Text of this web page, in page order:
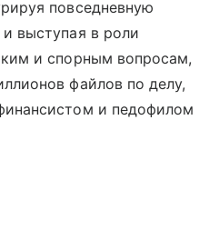
повседневную
выступая в роли
и спорным вопросам,
файлов по делу,
и педофилом